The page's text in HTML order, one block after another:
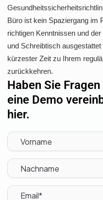
Büro ist kein Spaziergang im
richtigen Kenntnissen und
und Schreibtisch
kürzester Zeit zu Ihrem
zurückkehren.
Haben Sie
eine Demo
hier.